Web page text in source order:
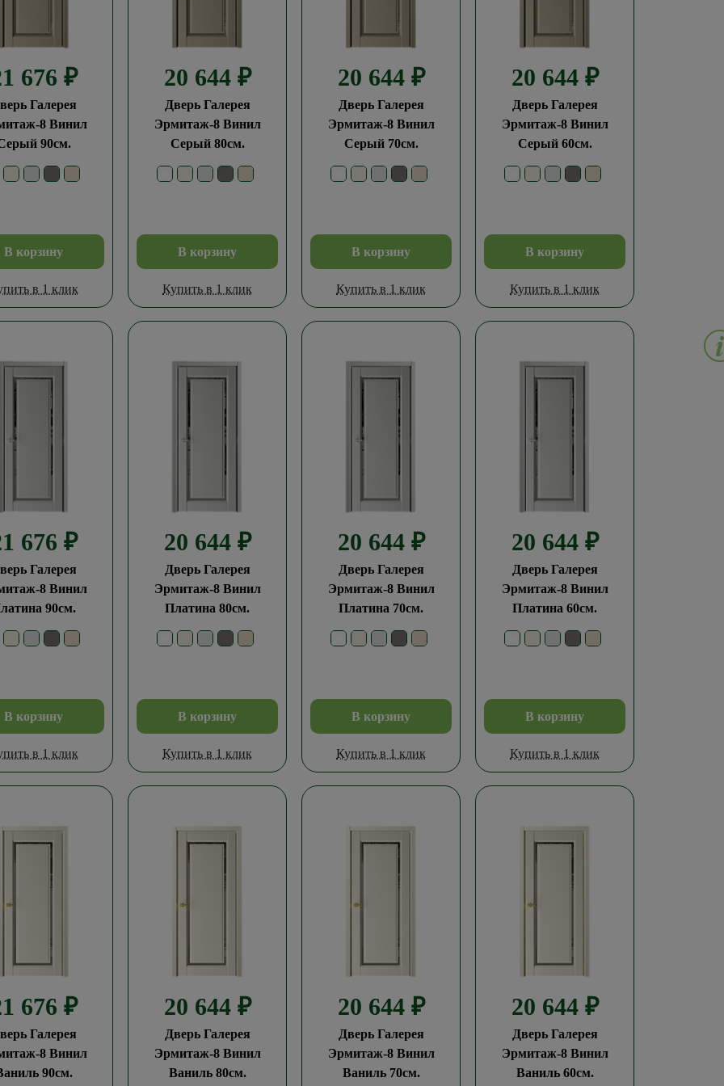
676 ₽
Галерея
8 Винил
90см.
В корзину
в 1 клик
20 644 ₽
Дверь Галерея
Эрмитаж-8 Винил
Серый 80см.
В корзину
Купить в 1 клик
20 644 ₽
Дверь Галерея
Эрмитаж-8 Винил
Серый 70см.
В корзину
Купить в 1 клик
20 644 ₽
Дверь Галерея
Эрмитаж-8 Винил
Серый 60см.
В корзину
Купить в 1 клик
676 ₽
Галерея
8 Винил
90см.
В корзину
в 1 клик
20 644 ₽
Дверь Галерея
Эрмитаж-8 Винил
Платина 80см.
В корзину
Купить в 1 клик
20 644 ₽
Дверь Галерея
Эрмитаж-8 Винил
Платина 70см.
В корзину
Купить в 1 клик
20 644 ₽
Дверь Галерея
Эрмитаж-8 Винил
Платина 60см.
В корзину
Купить в 1 клик
676 ₽
Галерея
8 Винил
90см.
20 644 ₽
Дверь Галерея
Эрмитаж-8 Винил
Ваниль 80см.
20 644 ₽
Дверь Галерея
Эрмитаж-8 Винил
Ваниль 70см.
20 644 ₽
Дверь Галерея
Эрмитаж-8 Винил
Ваниль 60см.